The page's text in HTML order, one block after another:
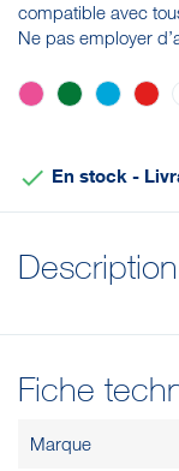
compatible avec
Ne pas employer
 En stock -
Description
Fiche
Marque